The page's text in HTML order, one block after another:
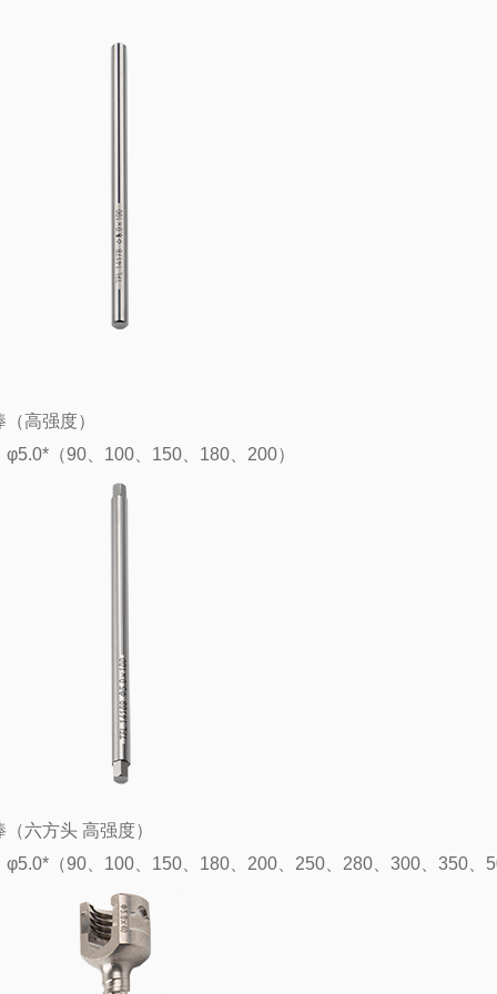
高强度）
φ5.0*（90、100、150、180、200）
（六方头 高强度）
φ5.0*（90、100、150、180、200、250、280、300、350、